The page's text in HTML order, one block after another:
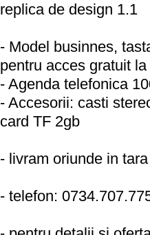
replica de design 1.1
- Model businnes,
pentru acces gratuit
- Agenda telefonica
- Accesorii: casti
card TF 2gb
- livram oriunde in tara
- telefon: